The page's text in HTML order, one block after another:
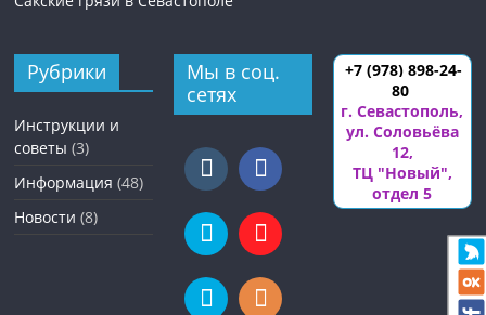
Рубрики
Инструкции и
советы (3)
Информация (48)
Новости (8)
Мы в соц.
сетях
+7 (978) 898-24-
80
г. Севастополь,
ул. Соловьёва
12,
ТЦ "Новый",
отдел 5